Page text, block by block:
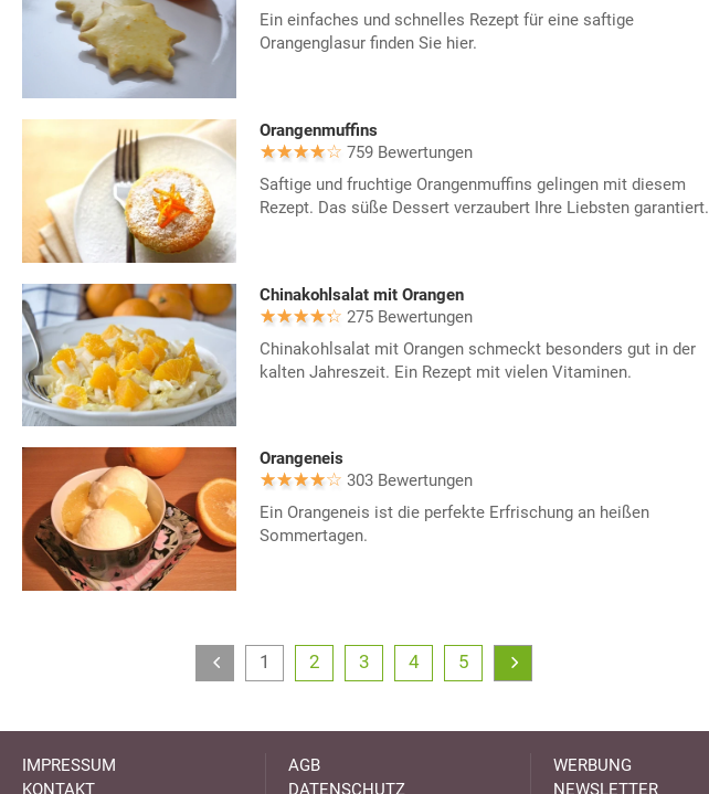
Ein einfaches und schnelles Rezept für eine saftige
Orangenglasur finden Sie hier.
Orangenmuffins
759 Bewertungen
Saftige und fruchtige Orangenmuffins gelingen mit diesem
Rezept. Das süße Dessert verzaubert Ihre Liebsten garantiert.
Chinakohlsalat mit Orangen
275 Bewertungen
Chinakohlsalat mit Orangen schmeckt besonders gut in der
kalten Jahreszeit. Ein Rezept mit vielen Vitaminen.
Orangeneis
303 Bewertungen
Ein Orangeneis ist die perfekte Erfrischung an heißen
Sommertagen.
1 2 3 4 5
IMPRESSUM
KONTAKT
AGB
DATENSCHUTZ
WERBUNG
NEWSLETTER